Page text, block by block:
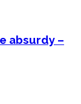
absurdy –